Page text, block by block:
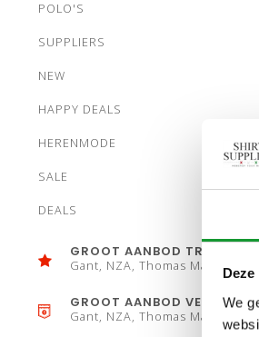
We
POLO'S
SUPPLIERS
NEW
HAPPY DEALS
HERENMODE
SALE
DEALS
GROOT AANBOD TRUIEN
Gant, NZA, Thomas Maine
GROOT AANBOD VESTEN
Gant, NZA, Thomas Maine